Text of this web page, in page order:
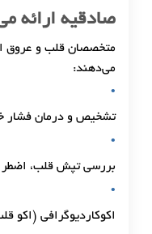
صادقیه ارائه
متخصصان قلب و عروق
می‌دهند:
تشخیص و درمان فشار
بررسی تپش قلب،
اکوکاردیوگرافی (اکو